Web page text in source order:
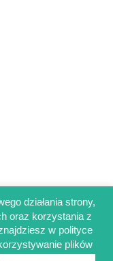
działania strony,
oraz korzystania z
w polityce
plików